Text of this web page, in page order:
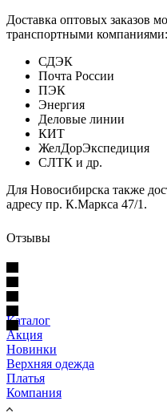
Доставка оптовых заказов
транспортными компаниями:
СДЭК
Почта России
ПЭК
Энергия
Деловые линии
КИТ
ЖелДорЭкспедиция
СЛТК и др.
Для Новосибирска также
адресу пр. К.Маркса 47/1.
Отзывы
Каталог
Акция
Новинки
Верхняя одежда
Платья
Компания